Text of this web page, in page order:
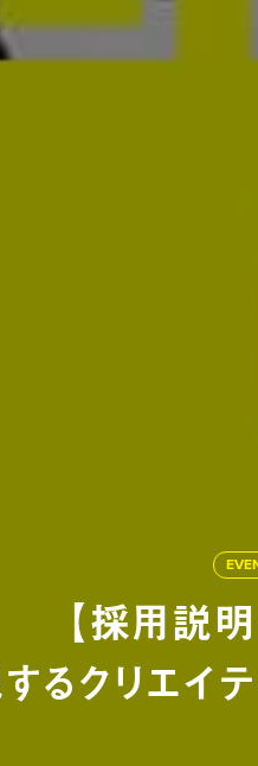
【採用説明
るクリエイテ